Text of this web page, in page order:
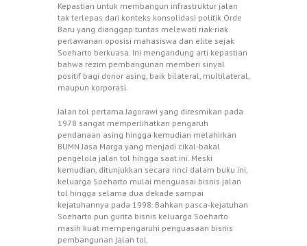
Kepastian untuk membangun infrastruktur jalan
tak terlepas dari konteks konsolidasi politik Orde
Baru yang dianggap tuntas melewati riak-riak
perlawanan oposisi mahasiswa dan elite sejak
Soeharto berkuasa. Ini mengandung arti kepastian
bahwa rezim pembangunan memberi sinyal
positif bagi donor asing, baik bilateral, multilateral,
maupun korporasi.
Jalan tol pertama Jagorawi yang diresmikan pada
1978 sangat memperlihatkan pengaruh
pendanaan asing hingga kemudian melahirkan
BUMN Jasa Marga yang menjadi cikal-bakal
pengelola jalan tol hingga saat ini. Meski
kemudian, ditunjukkan secara rinci dalam buku ini,
keluarga Soeharto mulai menguasai bisnis jalan
tol hingga selama dua dekade sampai
kejatuhannya pada 1998. Bahkan pasca-kejatuhan
Soeharto pun gurita bisnis keluarga Soeharto
masih kuat mempengaruhi penguasaan bisnis
pembangunan jalan tol.